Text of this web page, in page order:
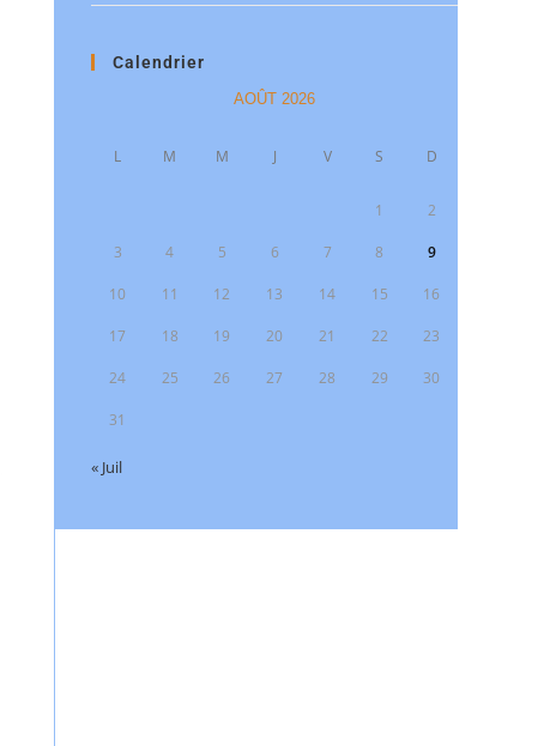
Calendrier
AOÛT 2026
L M M J V S D
1 2
3 4 5 6 7 8 9
10 11 12 13 14 15 16
17 18 19 20 21 22 23
24 25 26 27 28 29 30
31
« Juil